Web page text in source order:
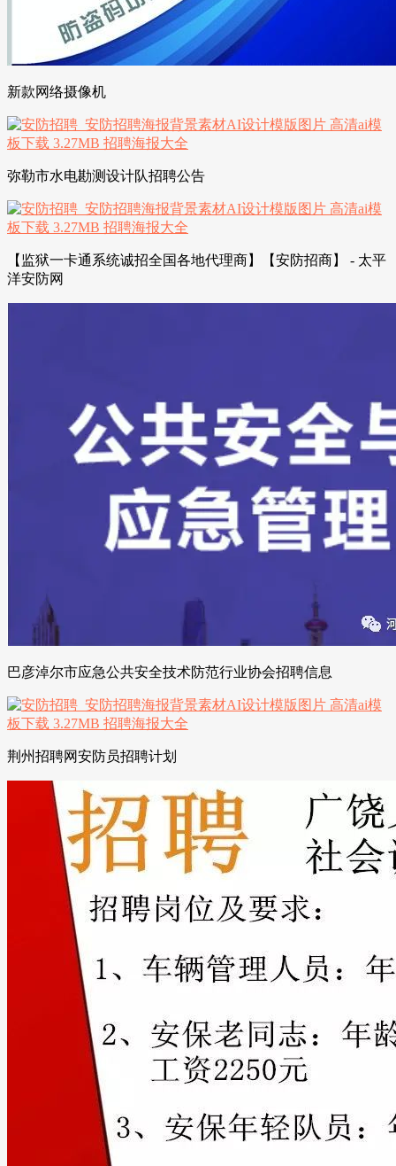
新款网络摄像机
弥勒市水电勘测设计队招聘公告
【监狱一卡通系统诚招全国各地代理商】【安防招商】 - 太平
洋安防网
巴彦淖尔市应急公共安全技术防范行业协会招聘信息
荆州招聘网安防员招聘计划